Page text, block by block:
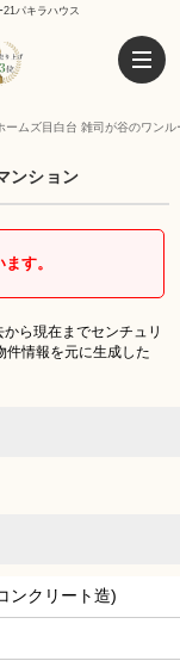
パキラハウス
ームズ目白台 雑司が谷のワン
ンション
す。
ら現在までセンチュリ
件情報を元に生成した
ンクリート造)